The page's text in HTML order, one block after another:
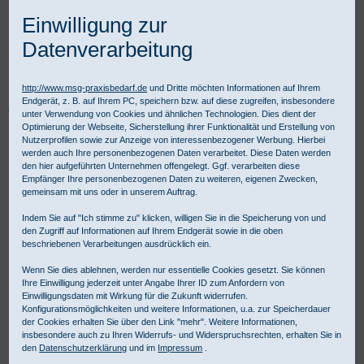
Praxisbedarf Shop Instrumente
Einmalinstrumente
AMEPRO Einmalinstrumente
Pinzetten
Adson Pinzette chirurgisch 1:2 Zähne
Einwilligung zur
Datenverarbeitung
http://www.msg-praxisbedarf.de und Dritte möchten Informationen auf Ihrem
Endgerät, z. B. auf Ihrem PC, speichern bzw. auf diese zugreifen, insbesondere
unter Verwendung von Cookies und ähnlichen Technologien. Dies dient der
Optimierung der Webseite, Sicherstellung ihrer Funktionalität und Erstellung von
Nutzerprofilen sowie zur Anzeige von interessenbezogener Werbung. Hierbei
werden auch Ihre personenbezogenen Daten verarbeitet. Diese Daten werden
den hier aufgeführten Unternehmen offengelegt. Ggf. verarbeiten diese
Empfänger Ihre personenbezogenen Daten zu weiteren, eigenen Zwecken,
gemeinsam mit uns oder in unserem Auftrag.
Indem Sie auf "Ich stimme zu" klicken, willigen Sie in die Speicherung von und
den Zugriff auf Informationen auf Ihrem Endgerät sowie in die oben
beschriebenen Verarbeitungen ausdrücklich ein.
Wenn Sie dies ablehnen, werden nur essentielle Cookies gesetzt. Sie können
Ihre Einwilligung jederzeit unter Angabe Ihrer ID zum Anfordern von
Einwilligungsdaten mit Wirkung für die Zukunft widerrufen.
Konfigurationsmöglichkeiten und weitere Informationen, u.a. zur Speicherdauer
der Cookies erhalten Sie über den Link "mehr". Weitere Informationen,
insbesondere auch zu Ihren Widerrufs- und Widerspruchsrechten, erhalten Sie in
den Datenschutzerklärung und im Impressum